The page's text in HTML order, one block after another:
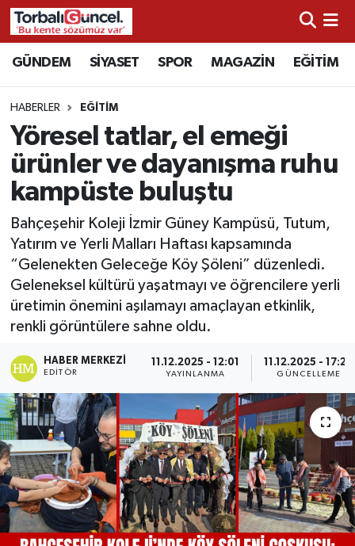
GÜNDEM SİYASET SPOR MAGAZİN EĞİTİM
HABERLER EĞİTİM
Yöresel tatlar, el emeği
ürünler ve dayanışma ruhu
kampüste buluştu
Bahçeşehir Koleji İzmir Güney Kampüsü, Tutum,
Yatırım ve Yerli Malları Haftası kapsamında
“Gelenekten Geleceğe Köy Şöleni” düzenledi.
Geleneksel kültürü yaşatmayı ve öğrencilere yerli
üretimin önemini aşılamayı amaçlayan etkinlik,
renkli görüntülere sahne oldu.
HABER MERKEZI
EDITÖR
11.12.2025 - 12:01
YAYINLANMA
11.12.2025 - 17:20
GÜNCELLEME
İzmir Nöbetçi Eczaneler
İzmir Hava Durumu
İzmir Namaz Vakitleri
İzmir Trafik Yoğunluk Haritası
Süper Lig Puan Durumu ve Fikstür
Tüm Manşetler
Son Dakika Haberleri